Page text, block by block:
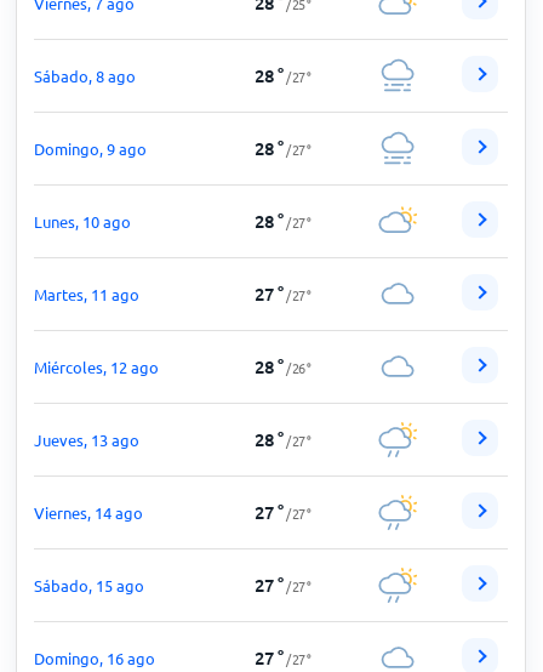
Sábado, 8 ago 28° /27°
Domingo, 9 ago 28° /27°
Lunes, 10 ago 28° /27°
Martes, 11 ago 27° /27°
Miércoles, 12 ago 28° /26°
Jueves, 13 ago 28° /27°
Viernes, 14 ago 27° /27°
Sábado, 15 ago 27° /27°
Domingo, 16 ago 27° /27°